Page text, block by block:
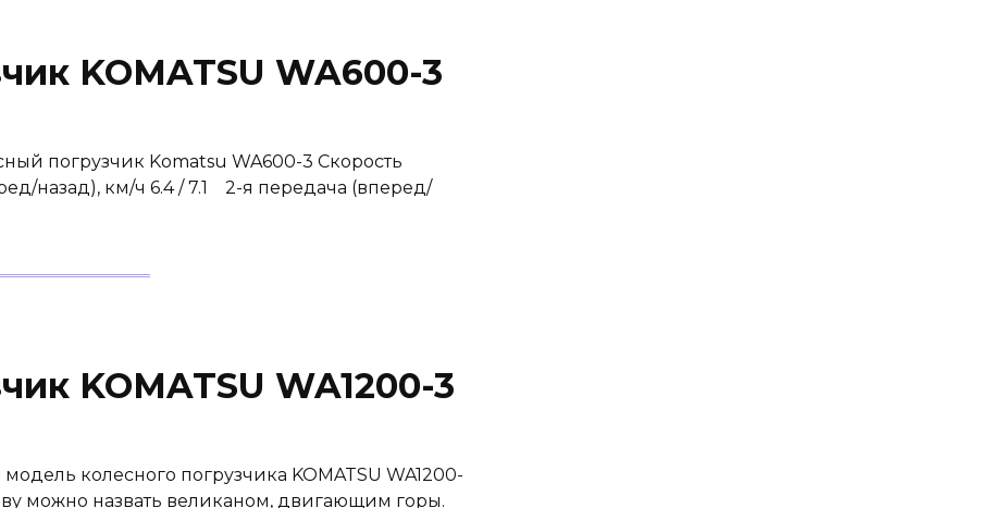
KOMATSU WA600-3
погрузчик Komatsu WA600-3 Скорость
назад), км/ч 6.4 / 7.1 2-я передача (вперед/
KOMATSU WA1200-3
колесного погрузчика KOMATSU WA1200-
можно назвать великаном, двигающим горы.